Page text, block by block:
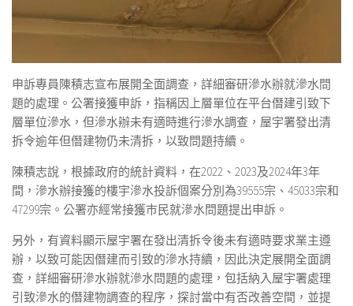
申訴專員陳積志宣布展開全面調查，詳細審研滲水辦就滲水問
題的處理。公署接獲申訴，指稱因上層單位在平台僭建引致下
層單位滲水，但滲水辦未有適時進行滲水調查，屋宇署發出清
拆令逾年但僭建物仍未清拆，以致問題持續。
陳積志說，根據政府的統計資料，在2022、2023及2024年3年
間，滲水辦接獲的樓宇滲水投訴個案分別為39555宗、45033宗和
47299宗。公署亦經常接獲巿民就滲水問題提出申訴。
另外，有資料顯示屋宇署在發出清拆令後未有適時要求業主遵
辦，以致可能因僭建而引致的滲水持續，因此決定展開全面調
查，詳細審研滲水辦就滲水問題的處理，包括納入屋宇署處理
引致滲水的僭建物調查的程序，探討當中有否改善空間，並提